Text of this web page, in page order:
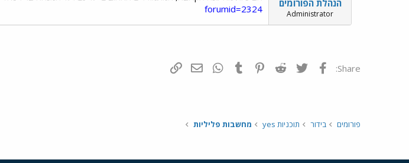
ר
ך
הנהלת הפורומים
Administrator
forumid=2324
Share: פייסבוק Twitter
Reddit
Pinterest
Tumblr
WhatsAppדואר אלקטרוני
פורומים בידור תוכניות yes מחשבות פליליות